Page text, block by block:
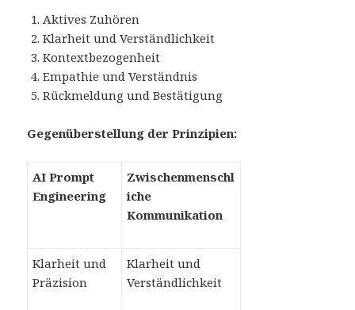
Aktives Zuhören
Klarheit und Verständlichkeit
Kontextbezogenheit
Empathie und Verständnis
Rückmeldung und Bestätigung
Gegenüberstellung der Prinzipien:
AI Prompt
Engineering
Zwischenmenschl
iche
Kommunikation
Klarheit und
Präzision
Klarheit und
Verständlichkeit